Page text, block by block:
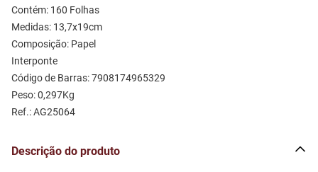
Contém: 160 Folhas
Medidas: 13,7x19cm
Composição: Papel
Interponte
Código de Barras: 7908174965329
Peso: 0,297Kg
Ref.: AG25064
Descrição do produto